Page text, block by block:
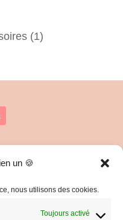
un 🍪
nous utilisons des cookies.
Toujours activé
(1)